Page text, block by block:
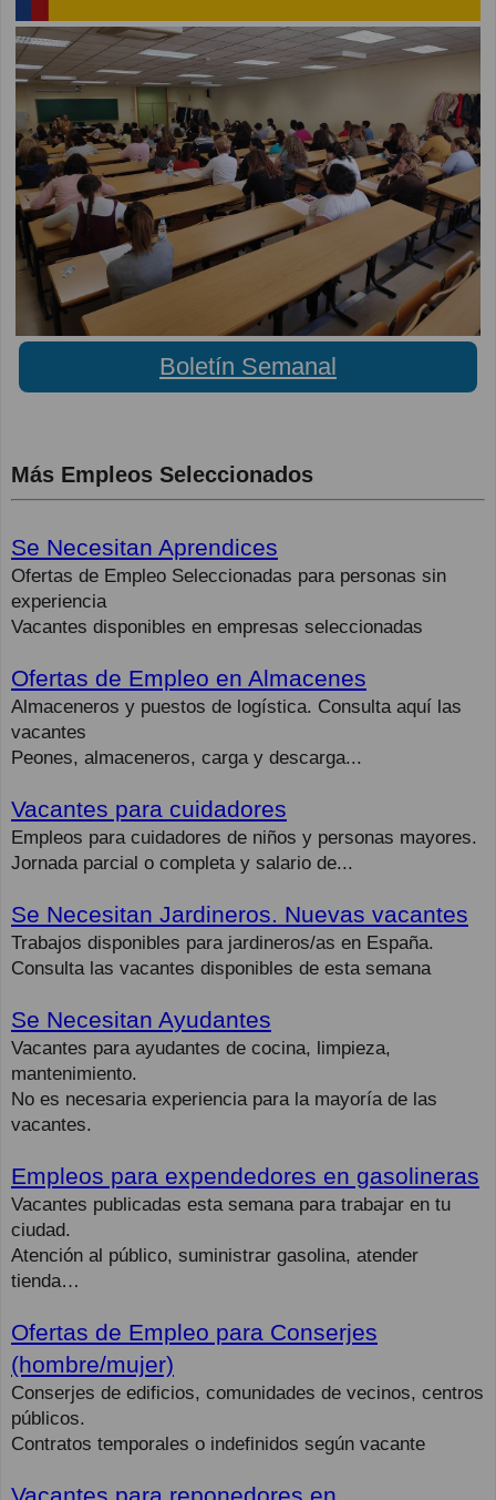
Boletín Semanal
Más Empleos Seleccionados
Se Necesitan Aprendices
Ofertas de Empleo Seleccionadas para personas sin
experiencia
Vacantes disponibles en empresas seleccionadas
Ofertas de Empleo en Almacenes
Almaceneros y puestos de logística. Consulta aquí las
vacantes
Peones, almaceneros, carga y descarga...
Vacantes para cuidadores
Empleos para cuidadores de niños y personas mayores.
Jornada parcial o completa y salario de...
Se Necesitan Jardineros. Nuevas vacantes
Trabajos disponibles para jardineros/as en España.
Consulta las vacantes disponibles de esta semana
Se Necesitan Ayudantes
Vacantes para ayudantes de cocina, limpieza,
mantenimiento.
No es necesaria experiencia para la mayoría de las
vacantes.
Empleos para expendedores en gasolineras
Vacantes publicadas esta semana para trabajar en tu
ciudad.
Atención al público, suministrar gasolina, atender
tienda…
Ofertas de Empleo para Conserjes
(hombre/mujer)
Conserjes de edificios, comunidades de vecinos, centros
públicos.
Contratos temporales o indefinidos según vacante
Vacantes para reponedores en